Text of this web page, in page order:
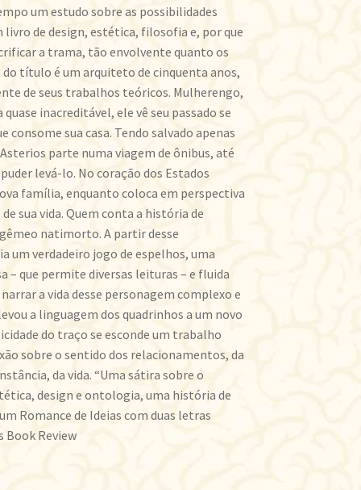
um estudo sobre as possibilidades
livro de design, estética, filosofia e, por que
a trama, tão envolvente quanto os
do título é um arquiteto de cinquenta anos,
de seus trabalhos teóricos. Mulherengo,
inacreditável, ele vê seu passado se
consome sua casa. Tendo salvado apenas
parte numa viagem de ônibus, até
levá-lo. No coração dos Estados
família, enquanto coloca em perspectiva
sua vida. Quem conta a história de
natimorto. A partir desse
um verdadeiro jogo de espelhos, uma
– que permite diversas leituras – e fluida
a vida desse personagem complexo e
a linguagem dos quadrinhos a um novo
do traço se esconde um trabalho
sobre o sentido dos relacionamentos, da
da vida. “Uma sátira sobre o
design e ontologia, uma história de
Romance de Ideias com duas letras
Book Review